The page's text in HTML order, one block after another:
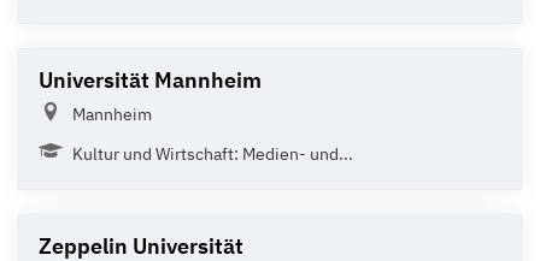
Universität Mannheim
Mannheim
Kultur und Wirtschaft: Medien- und...
Zeppelin Universität